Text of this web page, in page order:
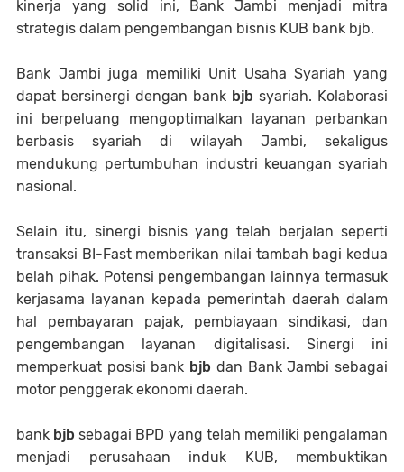
kinerja yang solid ini, Bank Jambi menjadi mitra
strategis dalam pengembangan bisnis KUB bank bjb.
Bank Jambi juga memiliki Unit Usaha Syariah yang
dapat bersinergi dengan bank bjb syariah. Kolaborasi
ini berpeluang mengoptimalkan layanan perbankan
berbasis syariah di wilayah Jambi, sekaligus
mendukung pertumbuhan industri keuangan syariah
nasional.
Selain itu, sinergi bisnis yang telah berjalan seperti
transaksi BI-Fast memberikan nilai tambah bagi kedua
belah pihak. Potensi pengembangan lainnya termasuk
kerjasama layanan kepada pemerintah daerah dalam
hal pembayaran pajak, pembiayaan sindikasi, dan
pengembangan layanan digitalisasi. Sinergi ini
memperkuat posisi bank bjb dan Bank Jambi sebagai
motor penggerak ekonomi daerah.
bank bjb sebagai BPD yang telah memiliki pengalaman
menjadi perusahaan induk KUB, membuktikan